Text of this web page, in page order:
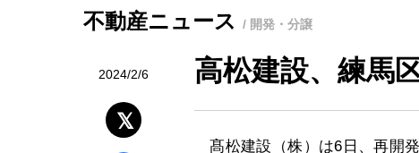
不動産ニュース / 開発・分譲
2024/2/6 高松建設、練馬
髙松建設（株）は6日、再開